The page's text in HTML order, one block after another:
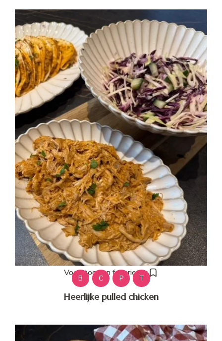
Voeg toe aan favorieten
B C P T
Heerlijke pulled chicken